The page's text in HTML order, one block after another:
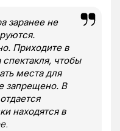
заранее не
Приходите в
спектакля, чтобы
места для
запрещено. В
находятся в